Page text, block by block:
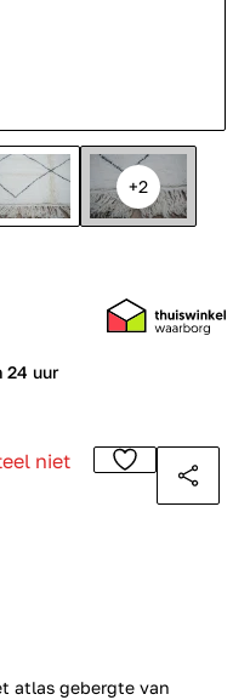
+2
atlas gebergte van
24 uur
niet